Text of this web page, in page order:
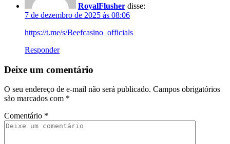
RoyalFlusher disse:
7 de dezembro de 2025 às 08:06
https://t.me/s/Beefcasino_officials
Responder
Deixe um comentário
O seu endereço de e-mail não será publicado. Campos obrigatórios
são marcados com *
Comentário *